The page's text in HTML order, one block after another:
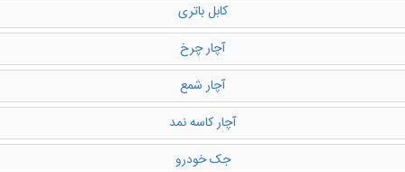
کابل باتری
آچار چرخ
آچار شمع
آچار کاسه نمد
جک خودرو